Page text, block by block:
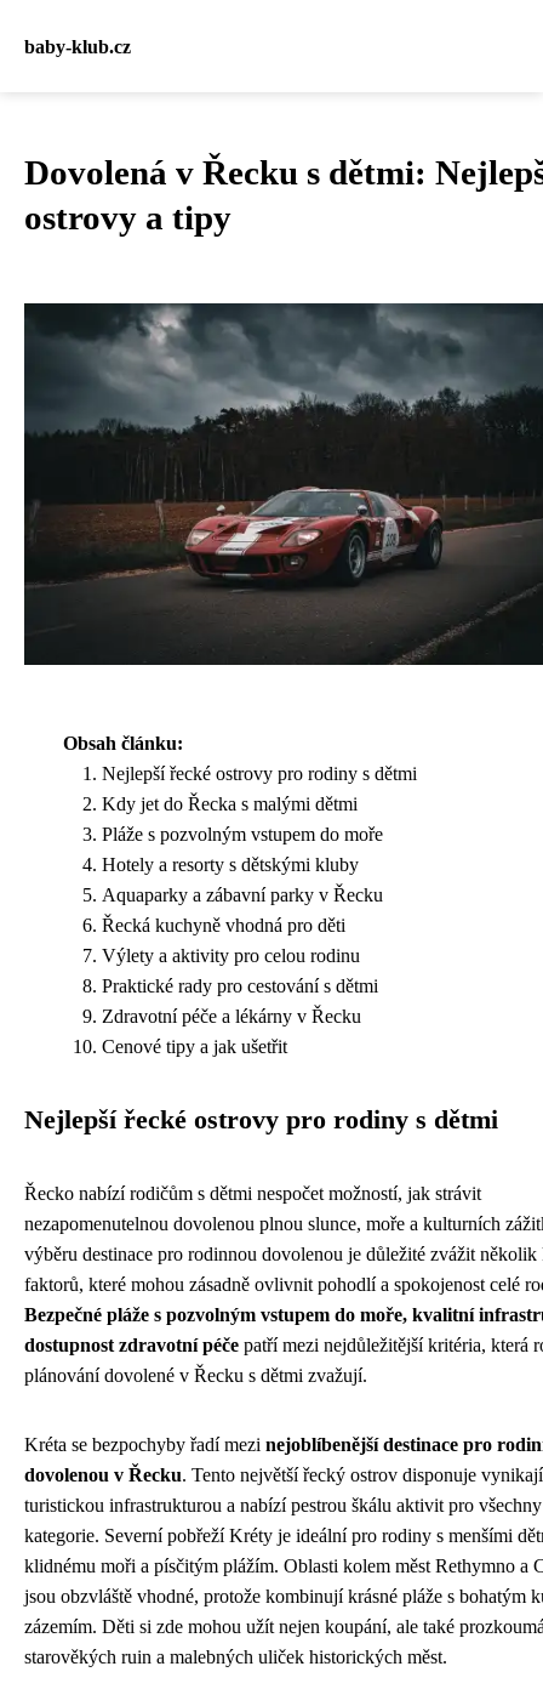
baby-klub.cz
Dovolená v Řecku s dětmi:
ostrovy a tipy
Obsah článku:
Nejlepší řecké ostrovy pro rodiny s dětmi
Kdy jet do Řecka s malými dětmi
Pláže s pozvolným vstupem do moře
Hotely a resorty s dětskými kluby
Aquaparky a zábavní parky v Řecku
Řecká kuchyně vhodná pro děti
Výlety a aktivity pro celou rodinu
Praktické rady pro cestování s dětmi
Zdravotní péče a lékárny v Řecku
Cenové tipy a jak ušetřit
Nejlepší řecké ostrovy pro rodiny s dětmi
Řecko nabízí rodičům s dětmi nespočet možností, jak strávit
nezapomenutelnou dovolenou plnou slunce, moře a kulturních
výběru destinace pro rodinnou dovolenou je důležité zvážit
faktorů, které mohou zásadně ovlivnit pohodlí a spokojenost celé
Bezpečné pláže s pozvolným vstupem do moře, kvalitní
dostupnost zdravotní péče patří mezi nejdůležitější kritéria, která
plánování dovolené v Řecku s dětmi zvažují.
Kréta se bezpochyby řadí mezi nejoblíbenější destinace pro
dovolenou v Řecku. Tento největší řecký ostrov disponuje
turistickou infrastrukturou a nabízí pestrou škálu aktivit pro
kategorie. Severní pobřeží Kréty je ideální pro rodiny s menšími
klidnému moři a písčitým plážím. Oblasti kolem měst Rethymno a
jsou obzvláště vhodné, protože kombinují krásné pláže s bohatým
zázemím. Děti si zde mohou užít nejen koupání, ale také
starověkých ruin a malebných uliček historických měst.